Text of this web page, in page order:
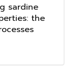
sardine
the